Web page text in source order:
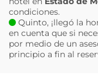
condiciones.
Quinto, ¡llegó la
en cuenta que si
por medio de un
principio a fin al